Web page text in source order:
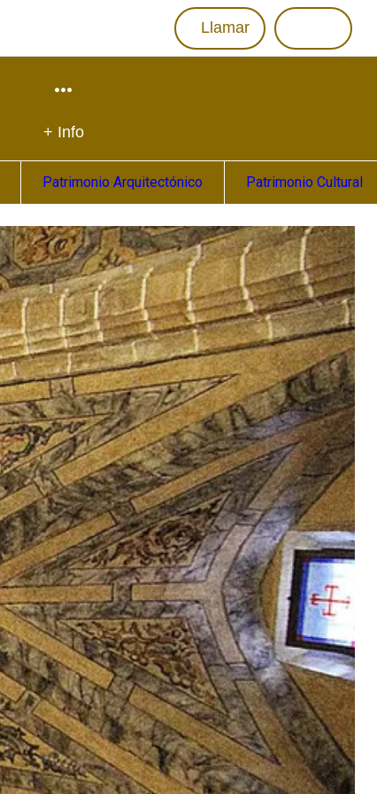
Llamar
+ Info
Patrimonio Arquitectónico Patrimonio Cultural